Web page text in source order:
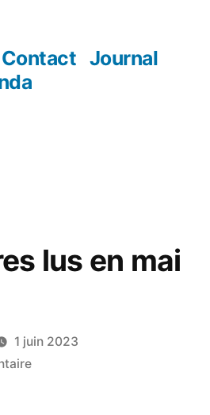
Contact Journal
lus en mai
1 juin 2023
sur